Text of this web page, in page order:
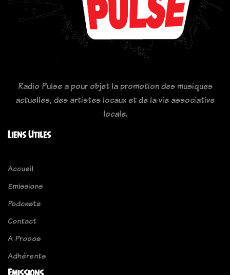
Radio Pulse a pour objet la promotion des musiques
actuelles, des artistes locaux et de la vie associative
locale.
Liens Utiles
Accueil
Emissions
Podcasts
Contact
A Propos
Adhérents